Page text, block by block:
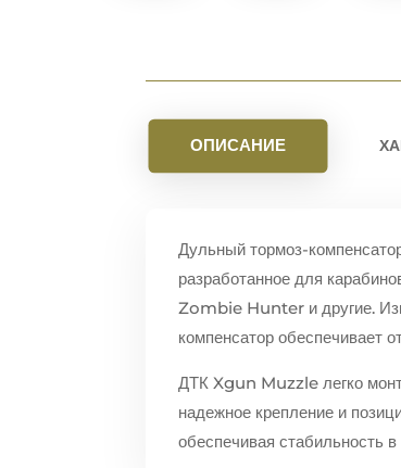
ОПИСАНИЕ
Дульный тормоз-
разработанное для
Zombie Hunter и другие.
компенсатор обеспечивает
ДТК Xgun Muzzle легко
надежное крепление и
обеспечивая стабильность в